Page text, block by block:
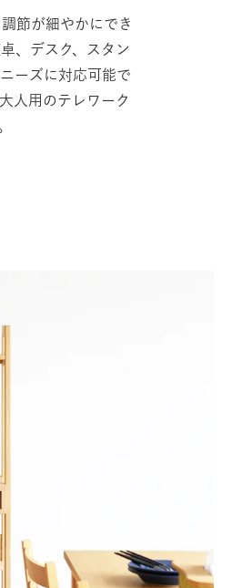
節が細やかにでき
、デスク、スタン
ーズに対応可能で
人用のテレワーク